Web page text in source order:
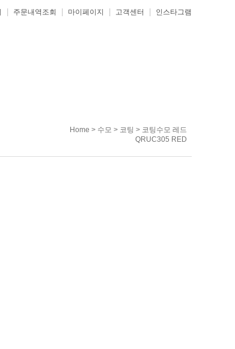
주문내역조회 마이페이지 고객센터 인스타그램
Home > 수모 > 코팅 > 코팅수모 레드
QRUC305 RED